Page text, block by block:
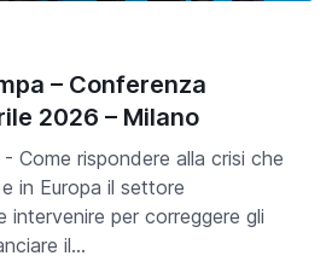
– Conferenza
2026 – Milano
Come rispondere alla crisi che
in Europa il settore
intervenire per correggere gli
il…